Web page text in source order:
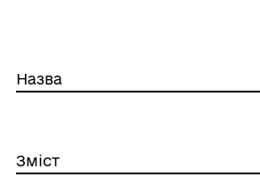
Назва
Зміст